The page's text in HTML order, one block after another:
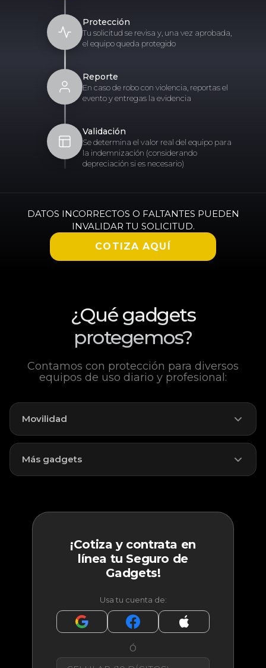
Protección
Tu solicitud se revisa y, una vez aprobada,
el equipo queda protegido
Reporte
En caso de robo con violencia, reportas el
evento y entregas la evidencia
Validación
Se determina el valor real del equipo para
la indemnización (considerando
depreciación si es necesario)
DATOS INCORRECTOS O FALTANTES PUEDEN
INVALIDAR TU SOLICITUD.
COTIZA AQUÍ
¿Qué gadgets
protegemos?
Contamos con protección para diversos
equipos de uso diario y profesional:
Movilidad
INCLUYE:
Bicicletas y Scooters / monopatines.
Más gadgets
¡Cotiza y contrata en
línea tu Seguro de
Gadgets!
Usa tu cuenta de:
Ó